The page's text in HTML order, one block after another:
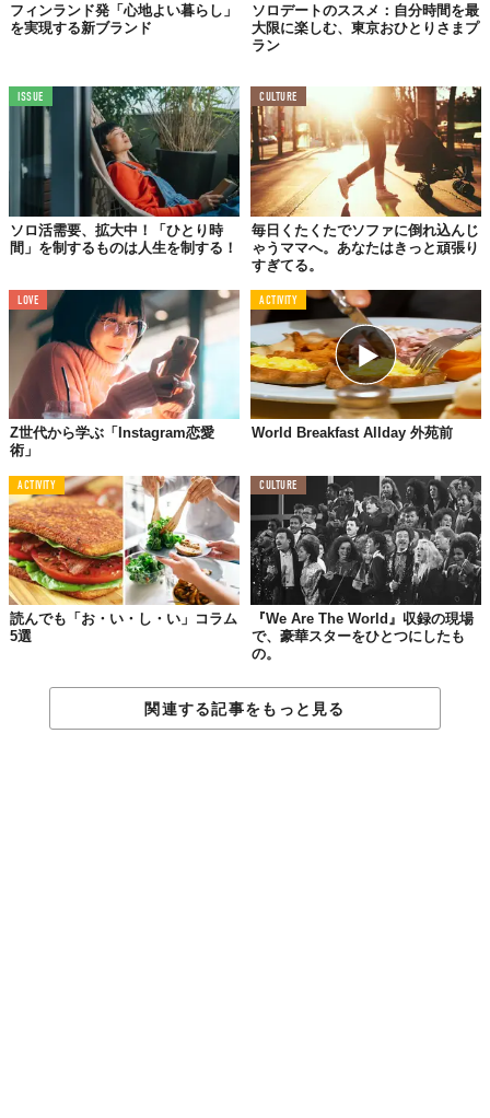
の少量パックの商品が多いのも助かるところ。プライベートブラ
ンドは今後もますます商品数を増やし進化を続け、私たちの生活
Top image: © iStock.com/Lyndon Stratford
TABI LABO
この世界は、もっと広いはずだ。
フィンランド発「心地よい暮らし」
を実現する新ブランド
ソロデートのススメ：自分時間を最
大限に楽しむ、東京おひとりさまプ
ラン
ISSUE
ソロ活需要、拡大中！「ひとり時
間」を制するものは人生を制する！
CULTURE
毎日くたくたでソファに倒れ込んじ
ゃうママへ。あなたはきっと頑張り
すぎてる。
LOVE
Z世代から学ぶ「Instagram恋愛
術」
ACTIVITY
World Breakfast Allday 外苑前
ACTIVITY
読んでも「お・い・し・い」コラム
5選
CULTURE
『We Are The World』収録の現場
で、豪華スターをひとつにしたも
の。
関連する記事をもっと見る